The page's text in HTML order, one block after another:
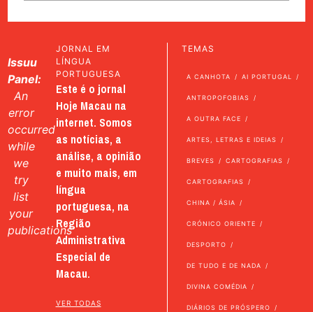
Issuu
Panel:
An
error
occurred
while
we
try
list
your
publications
JORNAL EM
LÍNGUA
PORTUGUESA
Este é o jornal
Hoje Macau na
internet. Somos
as notícias, a
análise, a opinião
e muito mais, em
língua
portuguesa, na
Região
Administrativa
Especial de
Macau.
VER TODAS
TEMAS
A CANHOTA AI PORTUGAL
ANTROPOFOBIAS
A OUTRA FACE
ARTES, LETRAS E IDEIAS
BREVES CARTOGRAFIAS
CARTOGRAFIAS
CHINA / ÁSIA
CRÓNICO ORIENTE
DESPORTO
DE TUDO E DE NADA
DIVINA COMÉDIA
DIÁRIOS DE PRÓSPERO